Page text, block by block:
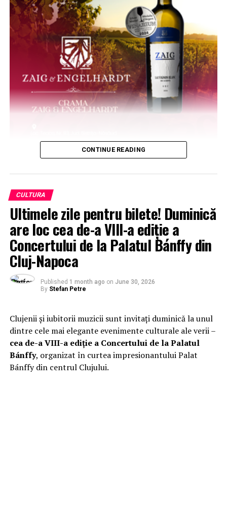
CONTINUE READING
CULTURA
Ultimele zile pentru bilete! Duminică
are loc cea de-a VIII-a ediție a
Concertului de la Palatul Bánffy din
Cluj-Napoca
Published 1 month ago on June 30, 2026
By Stefan Petre
Clujenii și iubitorii muzicii sunt invitați duminică la unul
dintre cele mai elegante evenimente culturale ale verii –
cea de-a VIII-a ediție a Concertului de la Palatul
Bánffy, organizat în curtea impresionantului Palat
Bánffy din centrul Clujului.